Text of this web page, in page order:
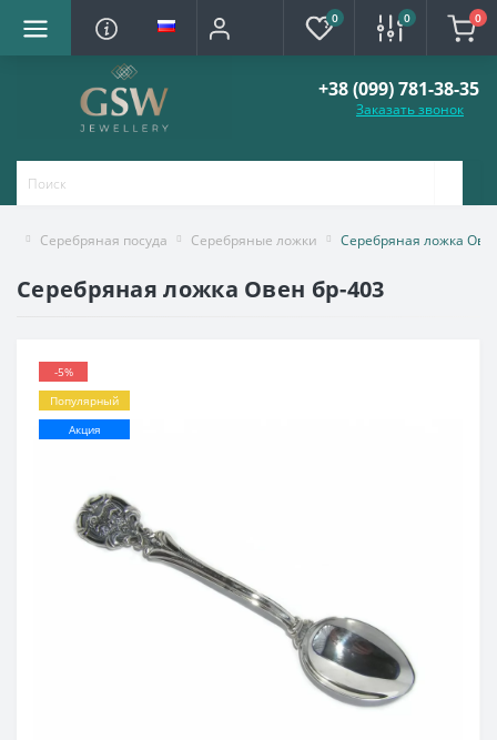
0 0 0
+38 (099) 781-38-35
Заказать звонок
Серебряная посуда Серебряные ложки Серебряная ложка
Серебряная ложка Овен бр-403
-5%
Популярный
Акция